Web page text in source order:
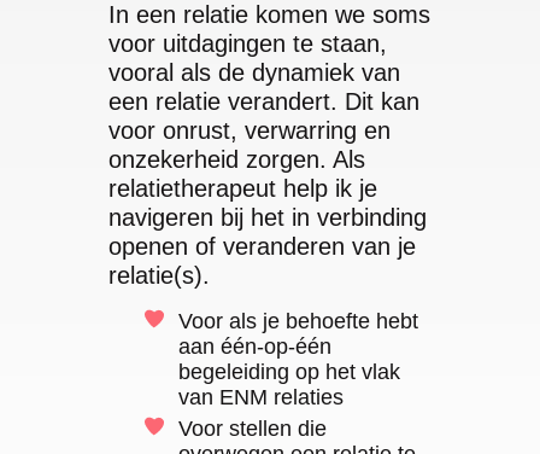
In een relatie komen we soms
voor uitdagingen te staan,
vooral als de dynamiek van
een relatie verandert. Dit kan
voor onrust, verwarring en
onzekerheid zorgen. Als
relatietherapeut help ik je
navigeren bij het in verbinding
openen of veranderen van je
relatie(s).
Voor als je behoefte hebt
aan één-op-één
begeleiding op het vlak
van ENM relaties
Voor stellen die